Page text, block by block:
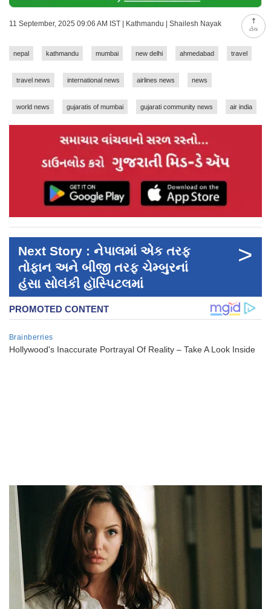
ટોચ
11 September, 2025 09:06 AM IST | Kathmandu | Shailesh Nayak
nepal kathmandu mumbai new delhi ahmedabad travel
travel news international news airlines news news
world news gujaratis of mumbai gujarati community news air india
Next Story : નેપાલમાં એક તરફ
તોફાન અને બીજી તરફ ચેમ્બુરનાં
હંસા સોલંકી હૉસ્પિટલમાં
>